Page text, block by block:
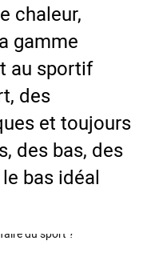
chaleur,
gamme
au sportif
des
et toujours
des bas, des
bas idéal